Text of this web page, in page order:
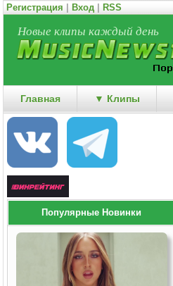
Регистрация Вход RSS
Новые клипы каждый день
Главная ▼ Клипы
Популярные Новинки